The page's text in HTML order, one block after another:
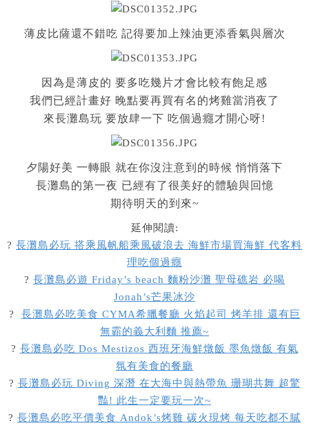
薄皮比薩還不錯吃 記得要加上辣油更添香氣與層次
因為是薄皮的 要多吃幾片才會比較有飽足感
我們已經計畫好 晚點要再買有名的烤雞當消夜了
來長灘島玩 要放肆一下 吃個過癮才開心呀!
夕陽好美 一轉眼 就在你沒注意到的時候 悄悄落下
長灘島的第一夜 已經有了很美好的體驗與回憶
期待明天的到來~
延伸閱讀:
? 長灘島必玩 搭乘風帆船乘風破浪去 海鮮市場買海鮮 代客料
理吃個過癮
? 長灘島必遊 Friday’s beach 麵粉沙灘 聖母礁岩 必喝
Jonah’s芒果冰沙
? 長灘島必吃美食 CYMA希臘餐廳 火焰起司 烤羊排 還有巨
無霸的義大利麵 推薦~
? 長灘島必吃 Dos Mestizos 西班牙海鮮燉飯 墨魚燉飯 有氣
氛有美食的餐廳
? 長灘島必玩 Diving 深潛 在大海中與熱帶魚 珊瑚共舞 超驚
豔! 此生一定要玩一次~
? 長灘島必吃平價美食 Andok’s烤雞 碳火現烤 每天吃都不膩